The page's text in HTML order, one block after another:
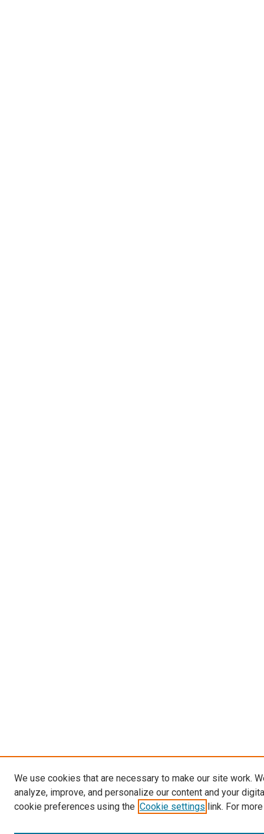
We use cookies that are necessary to make our site work.
analyze, improve, and personalize our content and your
cookie preferences using the Cookie settings link. For